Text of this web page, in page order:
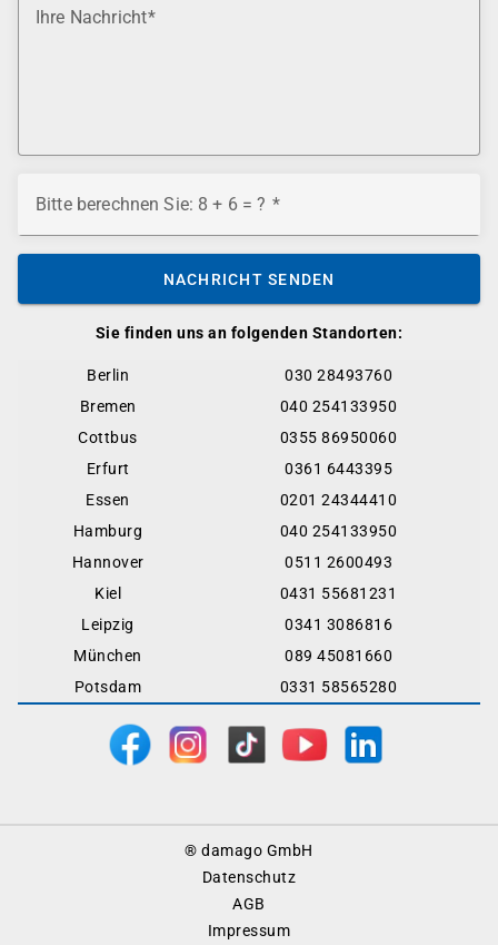
Sie finden uns an folgenden Standorten:
Berlin
030 28493760
Bremen
040 254133950
Cottbus
0355 86950060
Erfurt
0361 6443395
Essen
0201 24344410
Hamburg
040 254133950
Hannover
0511 2600493
Kiel
0431 55681231
Leipzig
0341 3086816
München
089 45081660
Potsdam
0331 58565280
Ihre Nachricht
Bitte berechnen Sie: 8 + 6 = ?
NACHRICHT SENDEN
® damago GmbH
Datenschutz
AGB
Impressum